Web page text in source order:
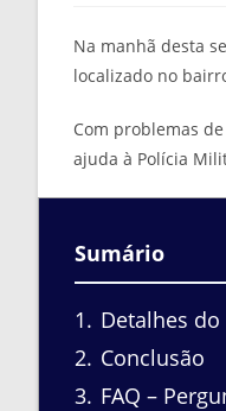
post:
Na manhã desta
localizado no
Com problemas
ajuda à Polícia
Sumário
1
Detalhes
2 Conclusão
3 FAQ –